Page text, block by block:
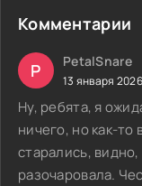
Комментарии
P PetalSnare
13 января
Ну, ребята, я
ничего, но как-то
старались,
разочаровала.